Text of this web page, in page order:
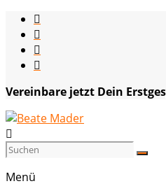
Skip
content
Vereinbare jetzt Dein
Beate
Menü